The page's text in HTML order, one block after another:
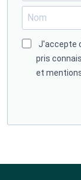
J'accepte
pris
et